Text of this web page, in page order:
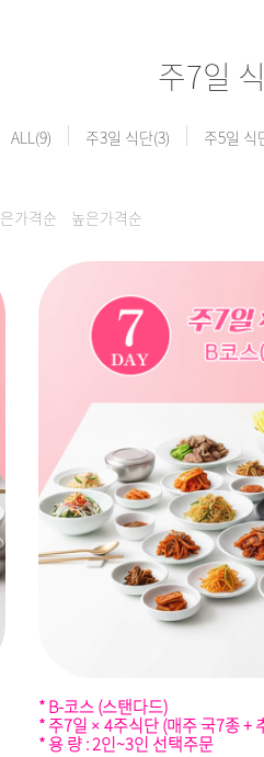
주7일
ALL(9) 주3일 식단(3) 주5일 식
가격순 높은가격순
* B-코스 (스탠다드)
* 주7일 × 4주식단 (매주 국7종 +
* 용 량 : 2인~3인 선택주문